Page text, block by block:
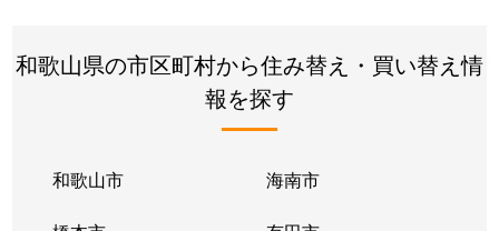
和歌山県の市区町村から住み替え・買い替え情
報を探す
和歌山市 海南市